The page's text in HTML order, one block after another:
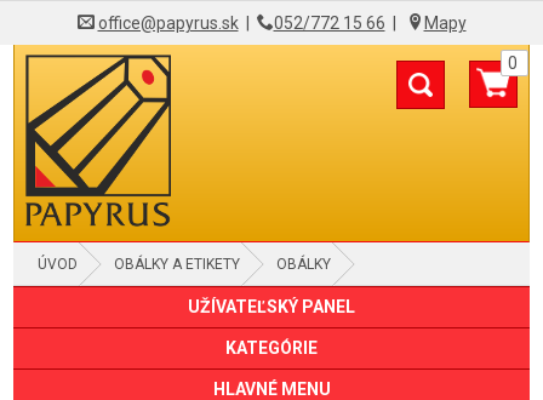
office@papyrus.sk| 052/772 15 66 Mapy
0
ÚVOD OBÁLKY A ETIKETY OBÁLKY
UŽÍVATEĽSKÝ PANEL
KATEGÓRIE
HLAVNÉ MENU